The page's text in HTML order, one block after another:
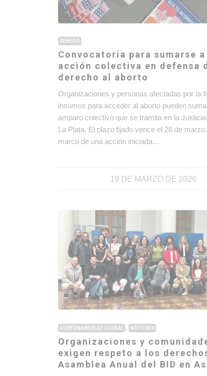
GÉNERO
Convocatoria para sumarse a
acción colectiva en defensa
derecho al aborto
Organizaciones y personas afectadas por la
insumos para acceder al aborto pueden
amparo colectivo que se tramita en la
La Plata. El plazo fijado vence el 28 de
marco de una acción iniciada…
19 DE MARZO DE 2026
GOBERNABILIDAD GLOBAL , NOTICIAS
Organizaciones y
exigen respeto a los
Asamblea Anual del BID en